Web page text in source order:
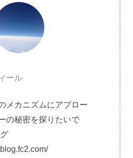
ール
メカニズムにアプロー
の秘密を探りたいで